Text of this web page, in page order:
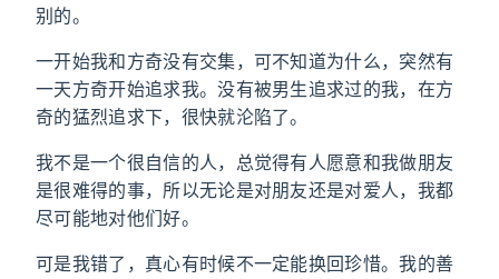
别的。
一开始我和方奇没有交集，可不知道为什么，突然有
一天方奇开始追求我。没有被男生追求过的我，在方
奇的猛烈追求下，很快就沦陷了。
我不是一个很自信的人，总觉得有人愿意和我做朋友
是很难得的事，所以无论是对朋友还是对爱人，我都
尽可能地对他们好。
可是我错了，真心有时候不一定能换回珍惜。我的善